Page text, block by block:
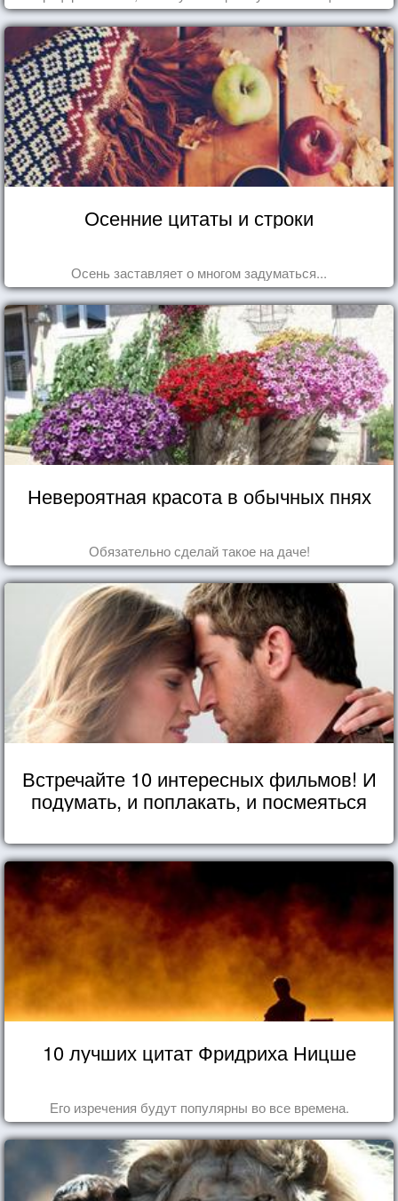
Осенние цитаты и строки
Осень заставляет о многом задуматься...
Невероятная красота в обычных пнях
Обязательно сделай такое на даче!
Встречайте 10 интересных фильмов! И
подумать, и поплакать, и посмеяться
10 лучших цитат Фридриха Ницше
Его изречения будут популярны во все времена.